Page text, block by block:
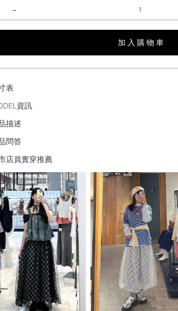
加 入 購 物 車
表
資訊
描述
問答
店員實穿推薦